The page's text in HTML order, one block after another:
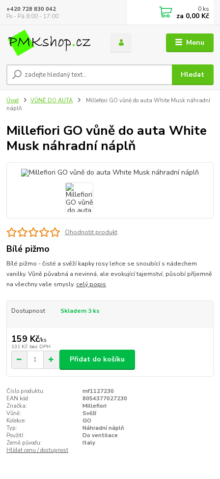
Menu
Hledat
+420 728 830 042
Po - Pá 8:00 - 17:00
0 ks
za 0,00 Kč
Úvod VŮNĚ DO AUTA
Millefiori GO vůně do auta White Musk náhradní
náplň
Millefiori GO vůně do auta White
Musk náhradní náplň
Ohodnotit produkt
Bílé pižmo
Bílé pižmo - čisté a svěží kapky rosy lehce se snoubící s nádechem
vanilky. Vůně půvabná a nevinná, ale evokující tajemství, působí příjemně
na všechny vaše smysly. celý popis
Dostupnost Skladem 3 ks
159 Kč/ks
131 Kč bez DPH
Přidat do košíku
Číslo produktu:
mf1127230
EAN kód:
8054377027230
Značka:
Millefiori
Vůně:
Svěží
Kolekce:
GO
Typ:
Náhradní náplň
Použití:
Do ventilace
Země původu:
Italy
Hlídat cenu / dostupnost